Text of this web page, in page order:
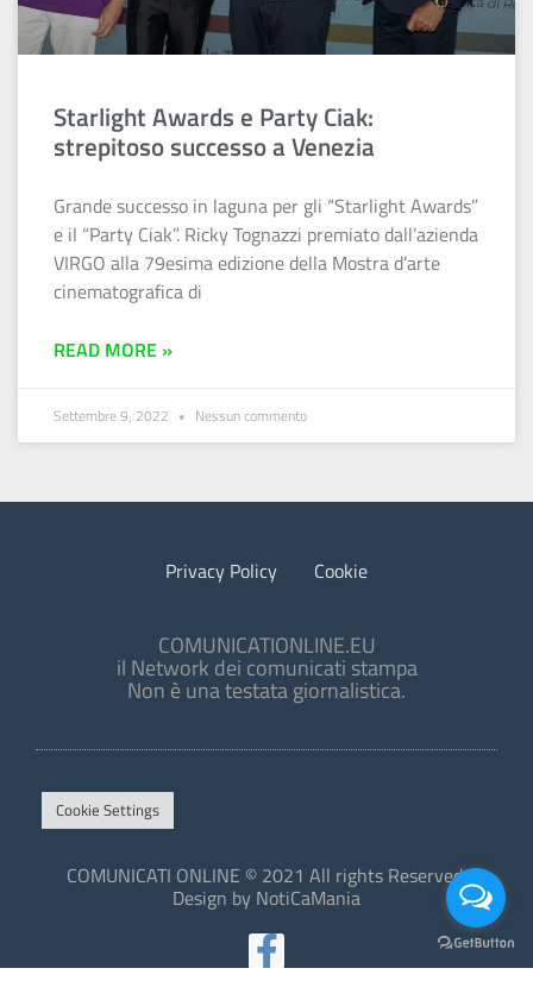
Starlight Awards e Party Ciak:
strepitoso successo a Venezia
Grande successo in laguna per gli “Starlight Awards”
e il “Party Ciak”. Ricky Tognazzi premiato dall’azienda
VIRGO alla 79esima edizione della Mostra d’arte
cinematografica di
READ MORE »
Settembre 9, 2022 Nessun commento
Privacy Policy Cookie
COMUNICATIONLINE.EU
il Network dei comunicati stampa
Non è una testata giornalistica.
Cookie Settings
COMUNICATI ONLINE © 2021 All rights Reserved.
Design by NotiCaMania